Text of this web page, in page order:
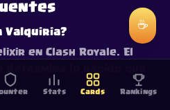
Stats Cards Rankings
Valquiria?
en Clash Royale. El
☕